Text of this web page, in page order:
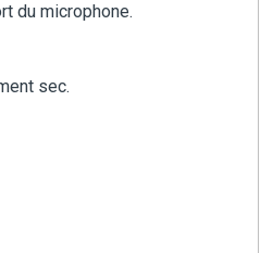
du microphone.
sec.